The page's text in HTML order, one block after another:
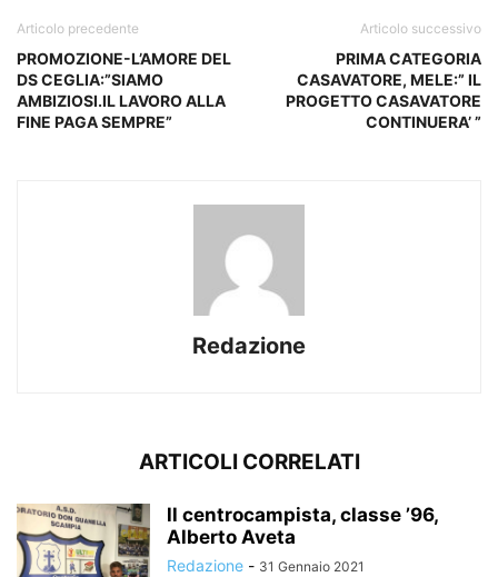
Articolo precedente
PROMOZIONE-L’AMORE DEL
DS CEGLIA:”SIAMO
AMBIZIOSI.IL LAVORO ALLA
FINE PAGA SEMPRE”
Articolo successivo
PRIMA CATEGORIA
CASAVATORE, MELE:” IL
PROGETTO CASAVATORE
CONTINUERA’ ”
Redazione
ARTICOLI CORRELATI
ll centrocampista, classe ’96,
Alberto Aveta
Redazione - 31 Gennaio 2021